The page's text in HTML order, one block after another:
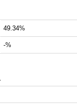
49.34%
-%